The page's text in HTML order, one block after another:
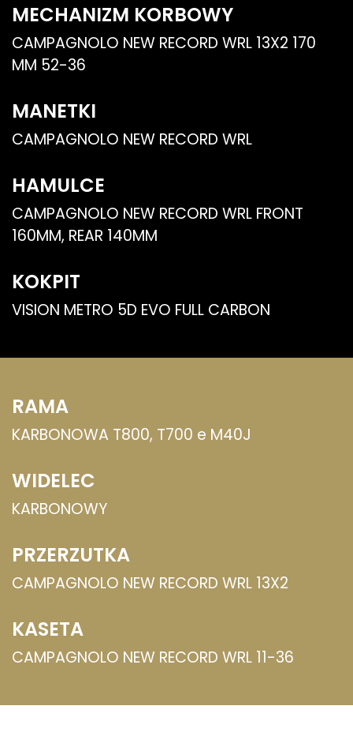
RAMA
KARBONOWA T800, T700 e M40J
WIDELEC
KARBONOWY
PRZERZUTKA
CAMPAGNOLO NEW RECORD WRL 13X2
KASETA
CAMPAGNOLO NEW RECORD WRL 11-36
MECHANIZM KORBOWY
CAMPAGNOLO NEW RECORD WRL 13X2 170
MM 52-36
MANETKI
CAMPAGNOLO NEW RECORD WRL
HAMULCE
CAMPAGNOLO NEW RECORD WRL FRONT
160MM, REAR 140MM
KOKPIT
VISION METRO 5D EVO FULL CARBON